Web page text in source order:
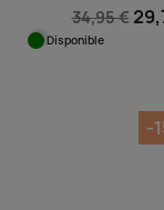
34,95 €
Disponible
-